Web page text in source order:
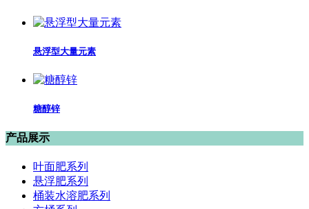
悬浮型大量元素
糖醇锌
产品展示
叶面肥系列
悬浮肥系列
桶装水溶肥系列